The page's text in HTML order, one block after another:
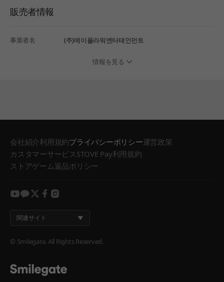
販売者情報
事業者名 (주)메이플라워엔터테인먼트
情報を見る
会社紹介利用規約プライバシーポリシー運営政策
カスタマーサービスSTOVE Pay利用規約
ストアゲーム返品ポリシー
youtube
kakao
twitter
facebook
instagram
関連サイト
© Smilegate. All Rights Reserved.